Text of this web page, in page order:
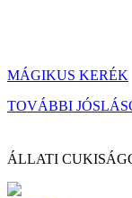
MÁGIKUS KERÉK
TOVÁBBI
ÁLLATI